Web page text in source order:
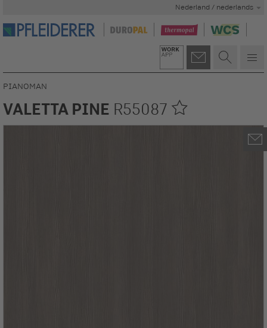
Nederland / nederlands
PIANOMAN
VALETTA PINE R55087